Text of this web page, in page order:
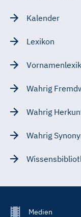
Kalender
Lexikon
Wahrig
Wahrig
Wahrig
FooterMedien